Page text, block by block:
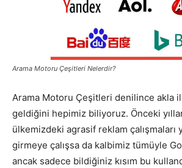
–
SEO,
Arama Motoru Çeşitleri Nelerdir?
Arama Motoru Çeşitleri denilince akla
geldiğini hepimiz biliyoruz. Önceki
ülkemizdeki agrasif reklam çalışmaları
girmeye çalışsa da kalbimiz tümüyle
ancak sadece bildiğiniz kısım bu